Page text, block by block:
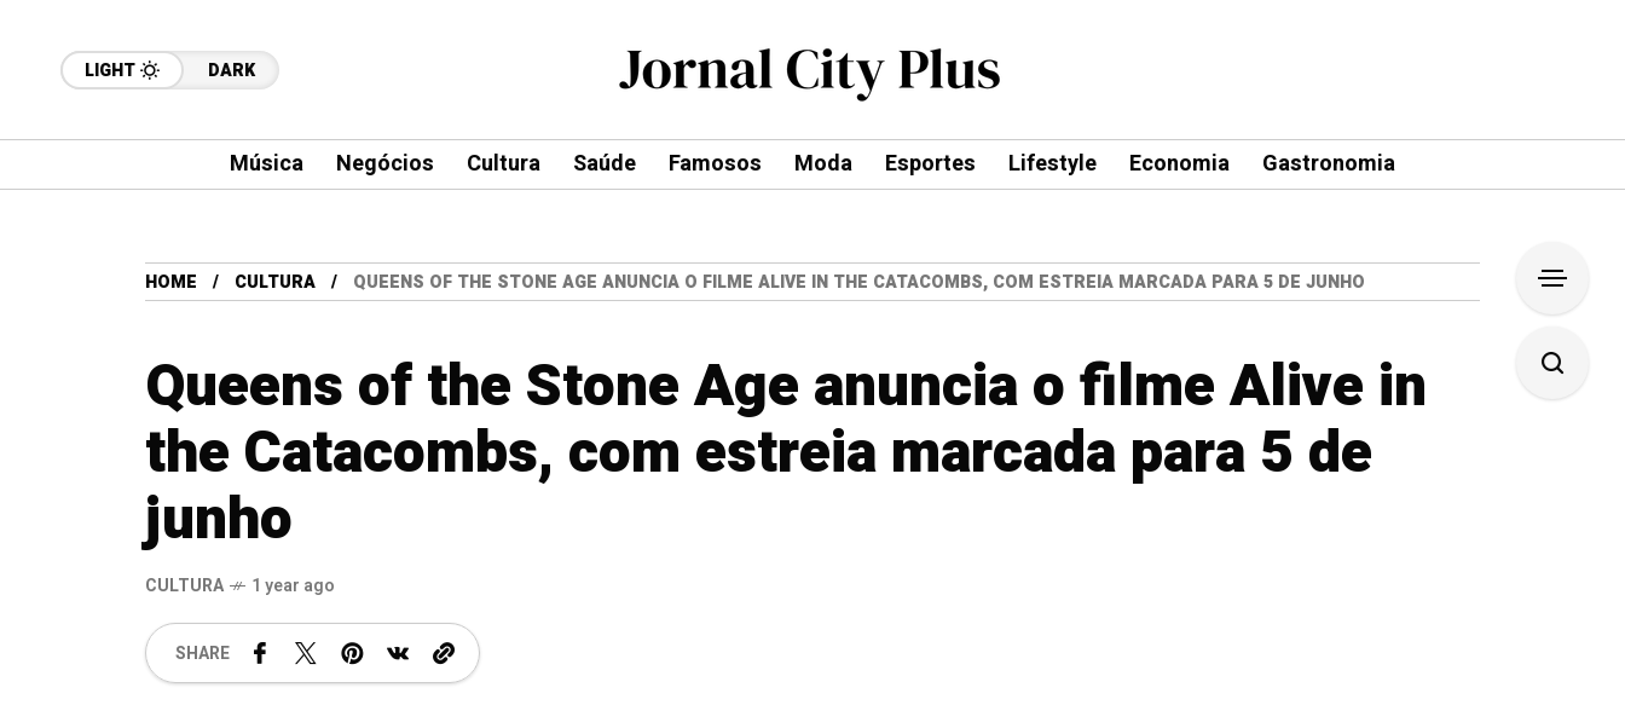
LIGHT DARK
Música Negócios Cultura Saúde Famosos Moda Esportes Lifestyle Economia Gastronomia
HOME CULTURA QUEENS OF THE STONE AGE ANUNCIA O FILME ALIVE IN THE CATACOMBS, COM ESTREIA MARCADA PARA 5 DE JUNHO
Queens of the Stone Age anuncia o filme Alive in
the Catacombs, com estreia marcada para 5 de
junho
CULTURA 1 year ago
SHARE